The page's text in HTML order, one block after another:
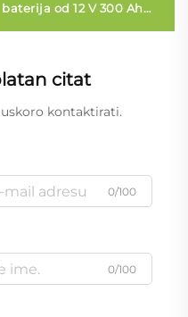
baterija od 12 V 300 Ah
citat
kontaktirati.
0/100
0/100